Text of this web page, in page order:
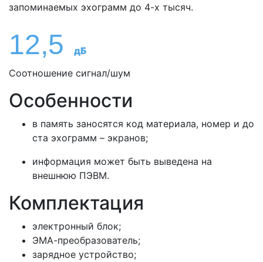
запоминаемых эхограмм до 4-х тысяч.
12,5
дБ
Соотношение сигнал/шум
Особенности
в память заносятся код материала, номер и до
ста эхограмм – экранов;
информация может быть выведена на
внешнюю ПЭВМ.
Комплектация
электронный блок;
ЭМА-преобразователь;
зарядное устройство;